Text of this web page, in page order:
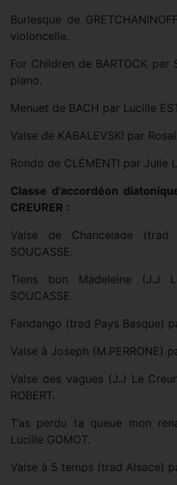
Burlesque de
violoncelle.
For Children de BARTOCK par
piano.
Menuet de BACH par Lucille
Valse de KABALEVSKI par
Rondo de CLÉMENTI par Julie
Classe d’accordéon
CREURER :
Valse de Chancelade (trad
SOUCASSE.
Tiens bon Madeleine (J.J
SOUCASSE.
Fandango (trad Pays Basque)
Valse à Joseph (M.PERRONE)
Valse des vagues (J.J Le
ROBERT.
T’as perdu ta queue mon
Lucille GOMOT.
Valse à 5 temps (trad Alsace)